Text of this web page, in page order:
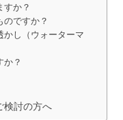
すか？
ですか？
かし（ウォーターマ
か？
検討の方へ